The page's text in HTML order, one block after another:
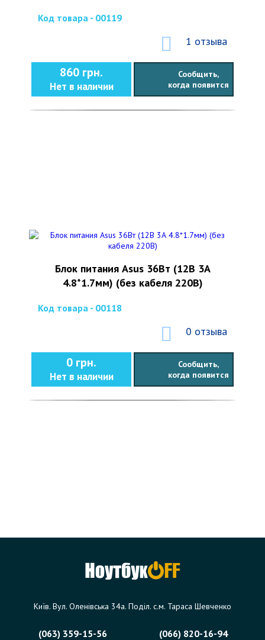
Код товара - 00119
1 отзыва
860 грн.
Нет в наличии
Сообщить,
когда появится
Блок питания Asus 36Вт (12В 3А
4.8*1.7мм) (без кабеля 220В)
Код товара - 00118
0 отзыва
0 грн.
Нет в наличии
Сообщить,
когда появится
Київ. Вул. Оленівська 34а. Поділ. с.м. Тараса Шевченко
(063) 359-15-56
(066) 820-16-94